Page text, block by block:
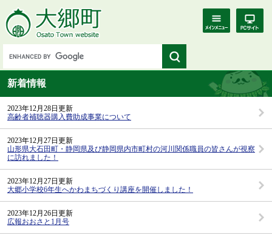
新着情報
2023年12月28日更新
高齢者補聴器購入費助成事業について
2023年12月27日更新
山形県大石田町・静岡県及び静岡県内市町村の河川関係職員の皆さんが視察
に訪れました！
2023年12月27日更新
大郷小学校6年生へかわまちづくり講座を開催しました！
2023年12月26日更新
広報おおさと1月号